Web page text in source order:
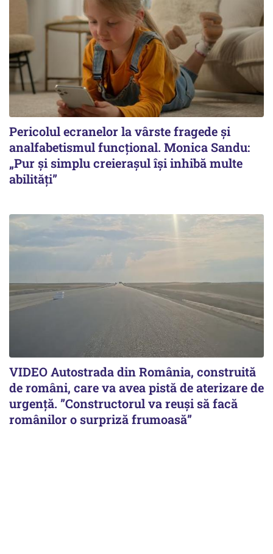
Pericolul ecranelor la vârste fragede și
analfabetismul funcțional. Monica Sandu:
„Pur și simplu creierașul își inhibă multe
abilități”
VIDEO Autostrada din România, construită
de români, care va avea pistă de aterizare de
urgență. ”Constructorul va reuși să facă
românilor o surpriză frumoasă”